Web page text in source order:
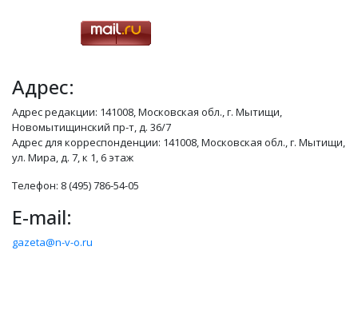
Адрес:
Адрес редакции: 141008, Московская обл., г. Мытищи,
Новомытищинский пр-т, д. 36/7
Адрес для корреспонденции: 141008, Московская обл., г. Мытищи,
ул. Мира, д. 7, к 1, 6 этаж
Телефон: 8 (495) 786-54-05
E-mail:
gazeta@n-v-o.ru